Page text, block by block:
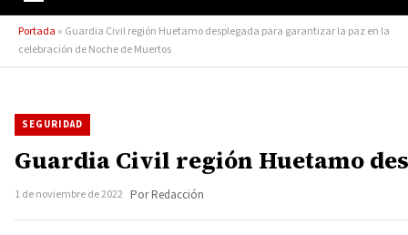
Portada » Guardia Civil región Huetamo desplegada para garantizar la paz en la
celebración de Noche de Muertos
SEGURIDAD
Guardia Civil región Huetamo
1 de noviembre de 2022 Por Redacción